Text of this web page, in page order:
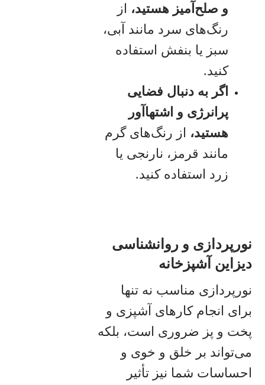
و صلح‌آمیز هستید، از
رنگ‌های سرد مانند آبی،
سبز یا بنفش استفاده
کنید.
اگر به دنبال فضایی
پرانرژی و اشتهاآور
هستید، از رنگ‌های گرم
مانند قرمز، نارنجی یا
زرد استفاده کنید.
نورپردازی و روانشناسی
دیزاین آشپزخانه
نورپردازی مناسب نه تنها
برای انجام کارهای آشپزی و
پخت و پز ضروری است، بلکه
می‌تواند بر خلق و خوی و
احساسات شما نیز تأثیر